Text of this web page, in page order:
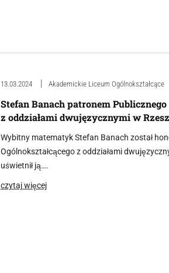
13.03.2024 Akademickie Liceum Ogólnokształcące
Stefan Banach patronem
z oddziałami dwujęzycznymi w
Wybitny matematyk Stefan Banach został
Ogólnokształcącego z oddziałami
uświetnił ją….
czytaj więcej